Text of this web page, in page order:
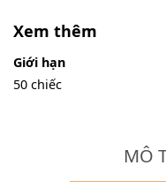
MÔ
Xem thêm
Giới hạn
50 chiếc